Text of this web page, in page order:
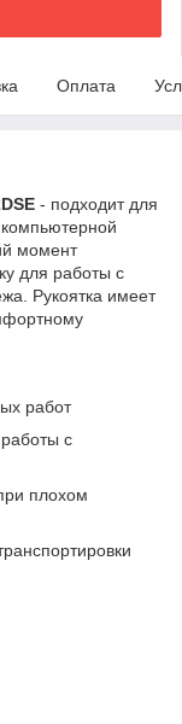
Оплата
- подходит для
момент
для работы с
Рукоятка имеет
работ
с
плохом